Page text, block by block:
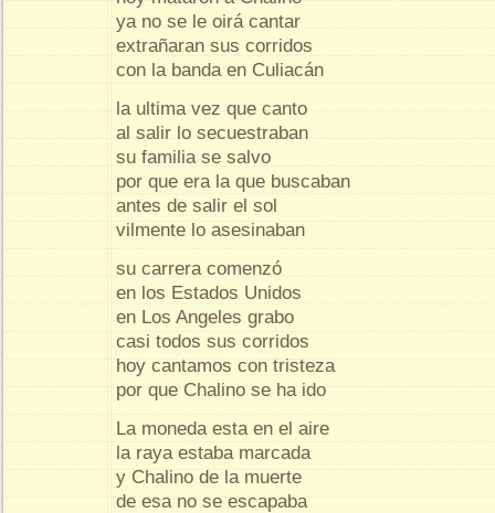
ya no se le oirá cantar
extrañaran sus corridos
con la banda en Culiacán
la ultima vez que canto
al salir lo secuestraban
su familia se salvo
por que era la que buscaban
antes de salir el sol
vilmente lo asesinaban
su carrera comenzó
en los Estados Unidos
en Los Angeles grabo
casi todos sus corridos
hoy cantamos con tristeza
por que Chalino se ha ido
La moneda esta en el aire
la raya estaba marcada
y Chalino de la muerte
de esa no se escapaba